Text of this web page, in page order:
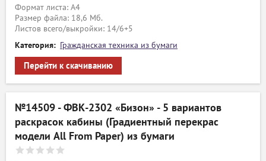
Формат листа: А4
Размер файла: 18,6 Мб.
Листов всего/выкройки: 14/6+5
Категория: Гражданская техника из бумаги
Перейти к скачиванию
№14509 - ФВК-2302 «Бизон» - 5 вариантов
раскрасок кабины (Градиентный перекрас
модели All From Paper) из бумаги